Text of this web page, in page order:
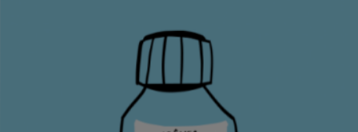
premières aromatiques du produit fini et de les disperser de